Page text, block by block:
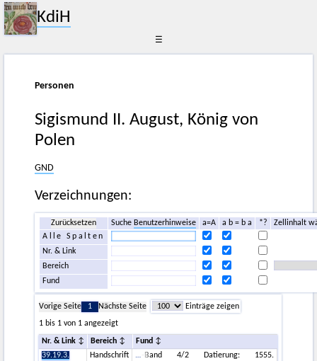
KdiH
☰
Personen
Sigismund II. August, König von
Polen
GND
Verzeichnungen:
Zurücksetzen Suche Benutzerhinweise a=A a b = b a *?
Zellinhalt
Alle Spalten
Nr. & Link
Bereich
Fund
Vorige Seite 1 Nächste Seite
Einträge zeigen
1 bis 1 von 1 angezeigt
Nr. & Link Bereich
Fund
39.19.3.
Handschrift
-Band 4/2 Datierung: 1555.